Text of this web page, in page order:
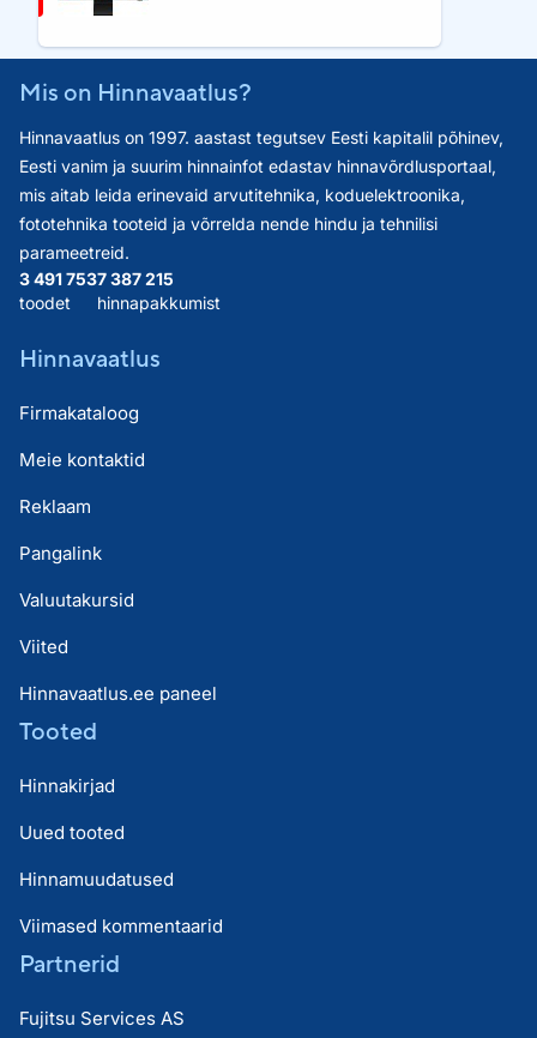
Mis on Hinnavaatlus?
Hinnavaatlus on 1997. aastast tegutsev Eesti kapitalil põhinev,
Eesti vanim ja suurim hinnainfot edastav hinnavõrdlusportaal,
mis aitab leida erinevaid arvutitehnika, koduelektroonika,
fototehnika tooteid ja võrrelda nende hindu ja tehnilisi
parameetreid.
3 491 753
toodet
7 387 215
hinnapakkumist
Hinnavaatlus
Firmakataloog
Meie kontaktid
Reklaam
Pangalink
Valuutakursid
Viited
Hinnavaatlus.ee paneel
Tooted
Hinnakirjad
Uued tooted
Hinnamuudatused
Viimased kommentaarid
Partnerid
Fujitsu Services AS